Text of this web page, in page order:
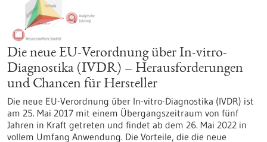
Die neue EU-Verordnung über In-vitro-
Diagnostika (IVDR) – Herausforderungen
und Chancen für Hersteller
Die neue EU-Verordnung über In-vitro-Diagnostika (IVDR) ist
am 25. Mai 2017 mit einem Übergangszeitraum von fünf
Jahren in Kraft getreten und findet ab dem 26. Mai 2022 in
vollem Umfang Anwendung. Die Vorteile, die die neue